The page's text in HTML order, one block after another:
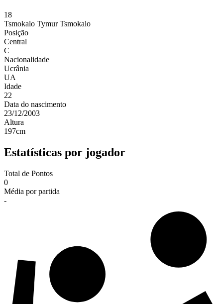
18
Tsmokalo Tymur Tsmokalo
Posição
Central
C
Nacionalidade
Ucrânia
UA
Idade
22
Data do nascimento
23/12/2003
Altura
197cm
Estatísticas por jogador
Total de Pontos
0
Média por partida
-